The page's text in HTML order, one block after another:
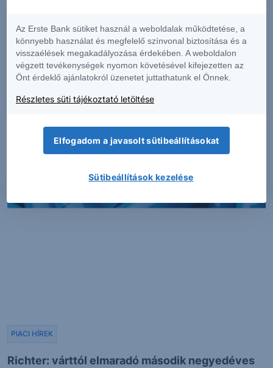
Erős lett a MOL második negyedéve
PIACI HÍREK
Richter: várttól elmaradó második negyedéves
PIACI HÍREK
Az Erste Bank sütiket használ a weboldalak működtetése, a
könnyebb használat és megfelelő színvonal biztosítása és a
visszaélések megakadályozása érdekében. A weboldalon
végzett tevékenységek nyomon követésével kifejezetten az
Önt érdeklő ajánlatokról üzenetet juttathatunk el Önnek.
Részletes süti tájékoztató letöltése
Elfogadom a javasolt sütibeállításokat
Sütibeállítások kezelése